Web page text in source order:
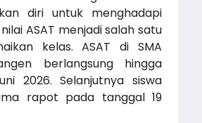
diri untuk menghadapi
ASAT menjadi salah satu
kelas. ASAT di SMA
berlangsung hingga
2026. Selanjutnya siswa
rapot pada tanggal 19